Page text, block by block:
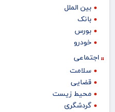
بین الملل
بانک
بورس
خودرو
اجتماعی
سلامت
قضایی
محیط زیست
گردشگری